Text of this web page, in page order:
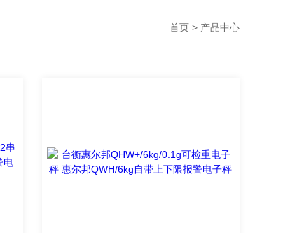
首页 > 产品中心